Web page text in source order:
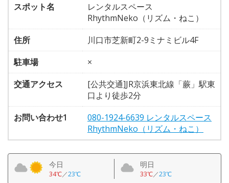
スポット名
レンタルスペース
RhythmNeko（リズム・ねこ）
住所
川口市芝新町2-9ミナミビル4F
駐車場
×
交通アクセス
[公共交通]JR京浜東北線「蕨」駅東
口より徒歩2分
お問い合わせ1
080-1924-6639 レンタルスペース
RhythmNeko（リズム・ねこ）
今日
34℃／23℃
明日
33℃／23℃